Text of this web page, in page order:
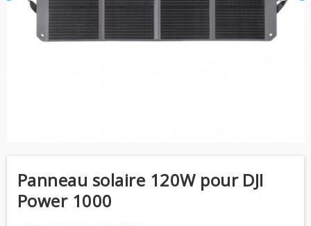
Panneau solaire 120W pour DJI
Power 1000